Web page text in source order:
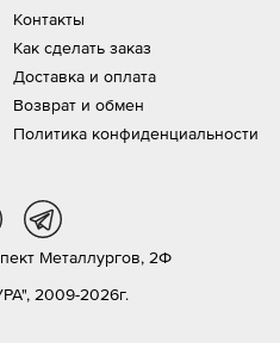
Контакты
Как сделать заказ
Доставка и оплата
Возврат и обмен
Политика конфиденциальности
2009-2026г.
Металлургов, 2Ф
tg